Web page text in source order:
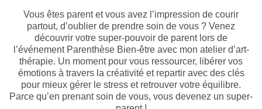
Vous êtes parent et vous avez l’impression de courir
partout, d’oublier de prendre soin de vous ? Venez
découvrir votre super-pouvoir de parent lors de
l’événement Parenthèse Bien-être avec mon atelier d’art-
thérapie. Un moment pour vous ressourcer, libérer vos
émotions à travers la créativité et repartir avec des clés
pour mieux gérer le stress et retrouver votre équilibre.
Parce qu’en prenant soin de vous, vous devenez un super-